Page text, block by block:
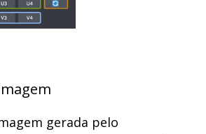
gerada pelo